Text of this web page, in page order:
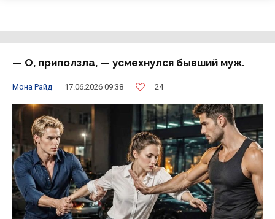
— О, приползла, — усмехнулся бывший муж.
Мона Райд 17.06.2026 09:38 24